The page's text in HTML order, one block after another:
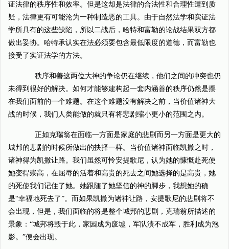
证法律的秩序性和效率。但是这却是法律的合法性和合理性遭到质
疑，法律更有可能沦为一种制造恶的工具。由于自然法学和实证法
学所具有的这些缺陷，所以二战后，哈特和富勒的论战结果双方都
做出妥协。哈特承认实在法必须要包含最低限度的道德，而富勒也
接受了实证法学的方法。
秩序和善这两位大神的争论仍在继续，他们之间的冲突也仍
未得到很好的解决。如何才能够建构起一套内涵善的秩序仍然是摆
在我们面前的一个难题。在这个难题没有解决之前，当价值诸神大
战的时候，我们人类能做的就只有将悲剧缩小更小的范围之内。
正如克瑞翁在面临一方面是家庭的悲剧而另一方面是更大的
城邦的悲剧的时候所做出的抉择一样。当价值诸神面临凯撒之时，
诸神得为凯撒让路。我们虽然可怜安提歌尼，认为她的慷慨赴死使
她变得崇高，在屈辱的活着和高贵的死去之间她选择的是高贵，她
的死使我们记住了她。她跟随了她坚信的神的脚步，我想她的确
是“幸福地死去了”。而如果凯撒为诸神让路，安提歌尼的悲剧将不
会出现，但是，我们面临的将是整个城邦的悲剧，克瑞翁所描述的
景象：“城邦将毁于此，家园成为废墟，军队溃不成军，胜利成为泡
影。”便会出现。